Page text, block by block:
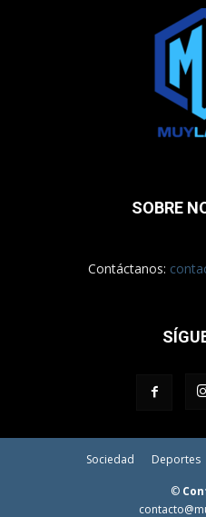
SOBRE
Contáctanos:
Sociedad Deportes
©